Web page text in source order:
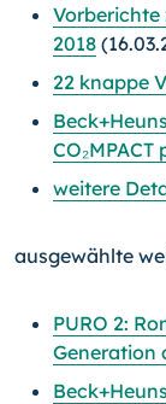
Vorberichte
2018
22 knappe
CO₂MPACT
weitere
ausgewählte
PURO 2:
Generation